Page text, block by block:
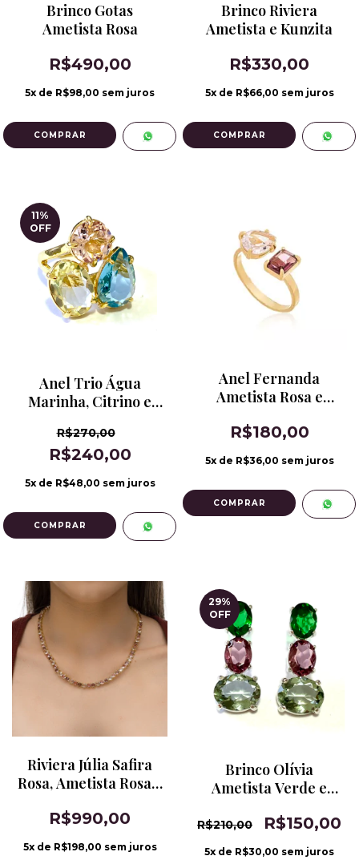
Brinco Gotas
Ametista Rosa
R$490,00
5x de R$98,00 sem juros
Brinco Riviera
Ametista e Kunzita
R$330,00
5x de R$66,00 sem juros
11%
OFF
Anel Trio Água
Marinha, Citrino e
R$270,00
R$240,00
5x de R$48,00 sem juros
COMPRAR
Anel Fernanda
Ametista Rosa e
R$180,00
5x de R$36,00 sem juros
COMPRAR
Riviera Júlia Safira
Rosa, Ametista Rosa e
R$990,00
5x de R$198,00 sem juros
29%
OFF
Brinco Olívia
Ametista Verde e
Banho de Ródio
R$210,00 R$150,00
5x de R$30,00 sem juros